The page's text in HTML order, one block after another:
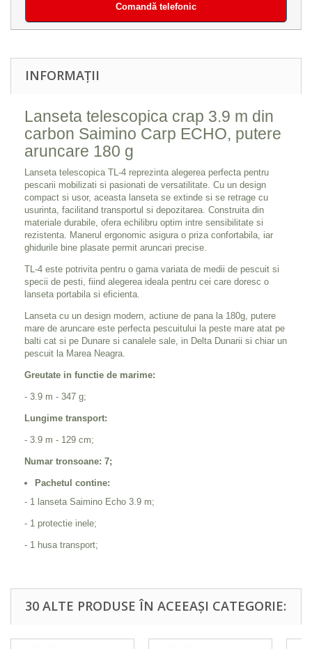
Comandă telefonic
INFORMAȚII
Lanseta telescopica crap 3.9 m din
carbon Saimino Carp ECHO, putere
aruncare 180 g
Lanseta telescopica TL-4 reprezinta alegerea perfecta pentru
pescarii mobilizati si pasionati de versatilitate. Cu un design
compact si usor, aceasta lanseta se extinde si se retrage cu
usurinta, facilitand transportul si depozitarea. Construita din
materiale durabile, ofera echilibru optim intre sensibilitate si
rezistenta. Manerul ergonomic asigura o priza confortabila, iar
ghidurile bine plasate permit aruncari precise.
TL-4 este potrivita pentru o gama variata de medii de pescuit si
specii de pesti, fiind alegerea ideala pentru cei care doresc o
lanseta portabila si eficienta.
Lanseta cu un design modern, actiune de pana la 180g, putere
mare de aruncare este perfecta pescuitului la peste mare atat pe
balti cat si pe Dunare si canalele sale, in Delta Dunarii si chiar un
pescuit la Marea Neagra.
Greutate in functie de marime:
- 3.9 m - 347 g;
Lungime transport:
- 3.9 m - 129 cm;
Numar tronsoane: 7;
Pachetul contine:
- 1 lanseta Saimino Echo 3.9 m;
- 1 protectie inele;
- 1 husa transport;
30 ALTE PRODUSE ÎN ACEEAȘI CATEGORIE: